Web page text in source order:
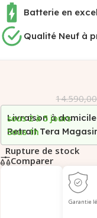
Batterie en
Qualité Neuf à
Livraison à domicile
sous 2 à 5 jours
Retrait Tera
Sous 1h
Rupture de stock
Comparer
Garantie